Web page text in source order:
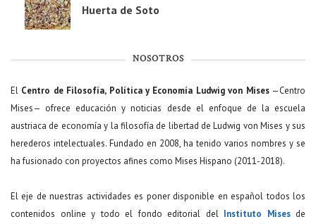
Huerta de Soto
NOSOTROS
El Centro de Filosofía, Política y Economía Ludwig von Mises—Centro
Mises— ofrece educación y noticias desde el enfoque de la escuela
austriaca de economía y la filosofía de libertad de Ludwig von Mises y sus
herederos intelectuales. Fundado en 2008, ha tenido varios nombres y se
ha fusionado con proyectos afines como Mises Hispano (2011-2018).
El eje de nuestras actividades es poner disponible en español todos los
contenidos online y todo el fondo editorial del Instituto Misesde